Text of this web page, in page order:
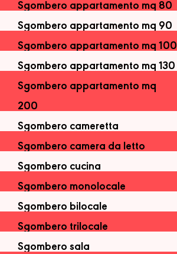
Sgombero appartamento mq 80
Sgombero appartamento mq 90
Sgombero appartamento mq 100
Sgombero appartamento mq 130
Sgombero appartamento mq
200
Sgombero cameretta
Sgombero camera da letto
Sgombero cucina
Sgombero monolocale
Sgombero bilocale
Sgombero trilocale
Sgombero sala